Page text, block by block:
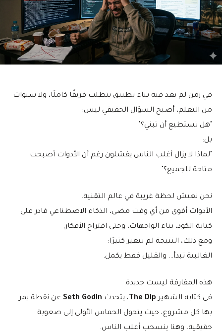
في زمن لم يعد فيه بناء تطبيق يتطلب فريقًا كاملًا، ولا سنوات
من التعلم، أصبح السؤال الحقيقي ليس:
"هل تستطيع أن تبني؟"
بل:
"لماذا لا يزال أغلب الناس يفشلون رغم أن الأدوات أصبحت
متاحة للجميع؟"
نحن نعيش لحظة غريبة في عالم التقنية.
الأدوات أقوى من أي وقت مضى، الذكاء الاصطناعي قادر على
كتابة الكود، بناء الواجهات، وحتى اقتراح الأفكار.
ومع ذلك، النتيجة لم تتغير كثيرًا:
الغالبية تبدأ… والقليل فقط يكمل.
هذه المفارقة ليست جديدة.
في كتابه الشهير The Dip ، يتحدث Seth Godin عن نقطة يمر
بها كل مشروع، حيث يتحول الحماس الأولي إلى صعوبة
حقيقية، وهنا ينسحب أغلب الناس.